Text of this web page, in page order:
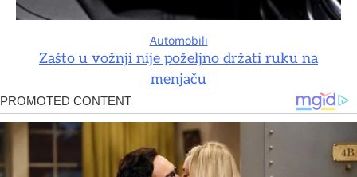
Automobili
Zašto u vožnji nije poželjno držati ruku na
menjaču